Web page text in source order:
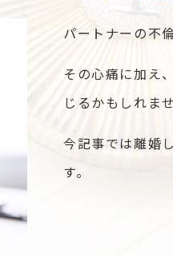
パートナーの不
その心痛に加え
じるかもしれませ
今記事では離婚
す。